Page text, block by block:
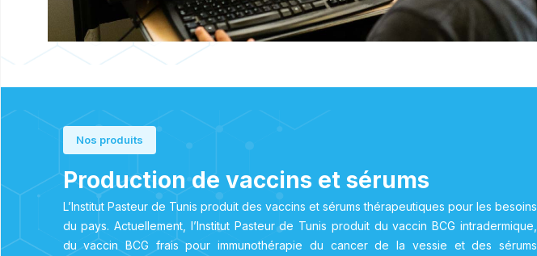
Nos produits
Production de vaccins et sérums
L’Institut Pasteur de Tunis produit des vaccins et sérums thérapeutiques pour les besoins
du pays. Actuellement, l’Institut Pasteur de Tunis produit du vaccin BCG intradermique,
du vaccin BCG frais pour immunothérapie du cancer de la vessie et des sérums